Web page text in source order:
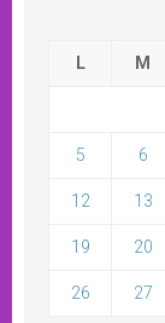
L M
5 6
12 13
19 20
26 27